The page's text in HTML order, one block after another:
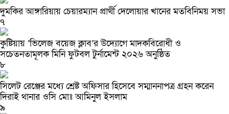
দুমকির আঙ্গারিয়ায় চেয়ারম্যান প্রার্থী দেলোয়ার খানের মতবিনিময় সভা
৭
কুষ্টিয়ায় ‘ভিলেজ বয়েজ ক্লাব’র উদ্যোগে মাদকবিরোধী ও
সচেতনতামূলক মিনি ফুটবল টুর্নামেন্ট ২০২৬ অনুষ্ঠিত
৮
সিলেট রেঞ্জের মধ্যে শ্রেষ্ট অফিসার হিসেবে সম্মাননাপত্র গ্রহন করেন
দিরাই থানার ওসি মোঃ আমিনুল ইসলাম
৯